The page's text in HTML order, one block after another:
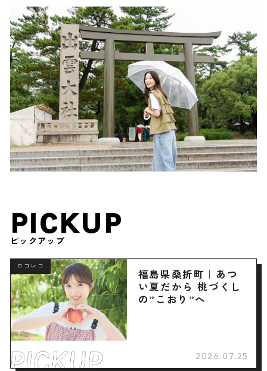
PICKUP
ピックアップ
ロコレコ
福島県桑折町｜あつ
い夏だから 桃づくし
の”こおり”へ
2026.07.25